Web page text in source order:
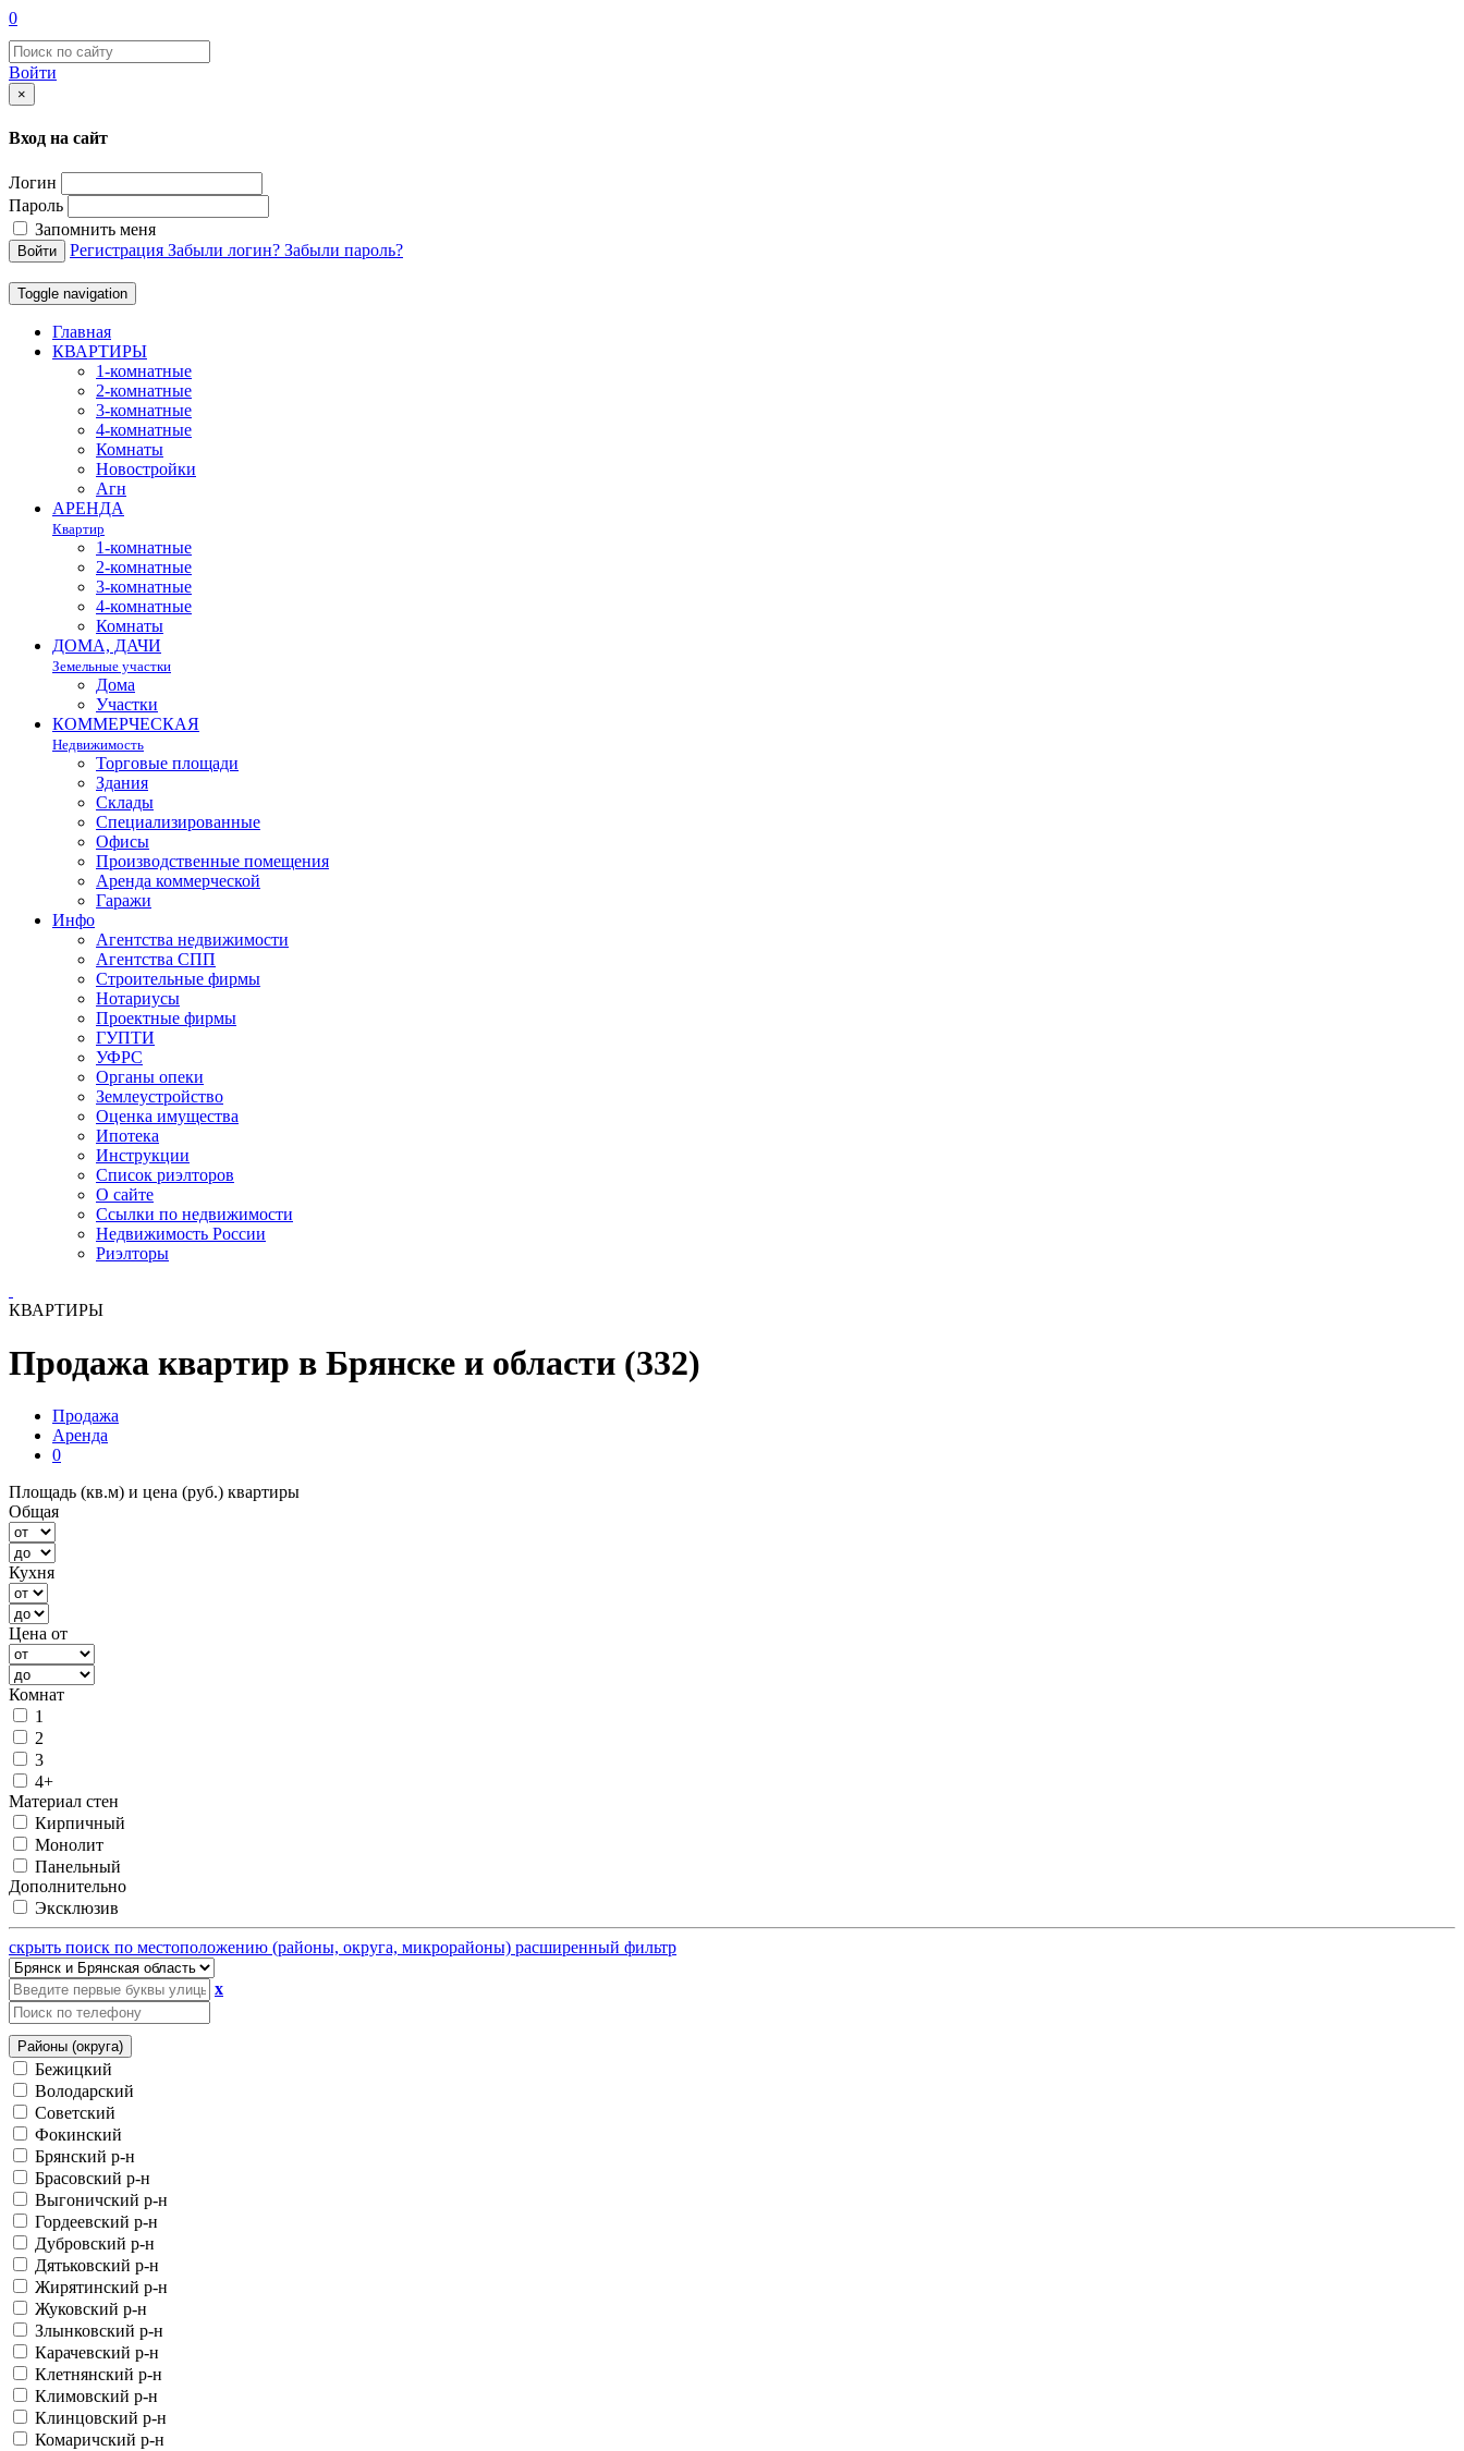
0
Войти
×
Вход на сайт
Логин
Пароль
Запомнить меня
Войти Регистрация Забыли логин? Забыли пароль?
Toggle navigation
Главная
КВАРТИРЫ
1-комнатные
2-комнатные
3-комнатные
4-комнатные
Комнаты
Новостройки
Агн
АРЕНДА
Квартир
1-комнатные
2-комнатные
3-комнатные
4-комнатные
Комнаты
ДОМА, ДАЧИ
Земельные участки
Дома
Участки
КОММЕРЧЕСКАЯ
Недвижимость
Торговые площади
Здания
Склады
Специализированные
Офисы
Производственные помещения
Аренда коммерческой
Гаражи
Инфо
Агентства недвижимости
Агентства СПП
Строительные фирмы
Нотариусы
Проектные фирмы
ГУПТИ
УФРС
Органы опеки
Землеустройство
Оценка имущества
Ипотека
Инструкции
Список риэлторов
О сайте
Ссылки по недвижимости
Недвижимость России
Риэлторы
КВАРТИРЫ
Продажа квартир в Брянске и области (332)
Продажа
Аренда
0
Площадь (кв.м) и цена (руб.) квартиры
Общая
Кухня
Цена от
Комнат
1
2
3
4+
Материал стен
Кирпичный
Монолит
Панельный
Дополнительно
Эксклюзив
скрыть поиск по местоположению (районы, округа, микрорайоны) расширенный фильтр
x
Районы (округа)
Бежицкий
Володарский
Советский
Фокинский
Брянский р-н
Брасовский р-н
Выгоничский р-н
Гордеевский р-н
Дубровский р-н
Дятьковский р-н
Жирятинский р-н
Жуковский р-н
Злынковский р-н
Карачевский р-н
Клетнянский р-н
Климовский р-н
Клинцовский р-н
Комаричский р-н